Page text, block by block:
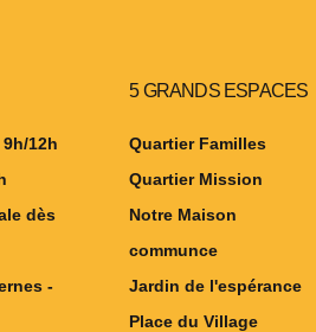
9h/12h
dès
-
5 GRANDS ESPACES
Quartier Familles
Quartier Mission
Notre Maison
communce
Jardin de l'espérance
Place du Village